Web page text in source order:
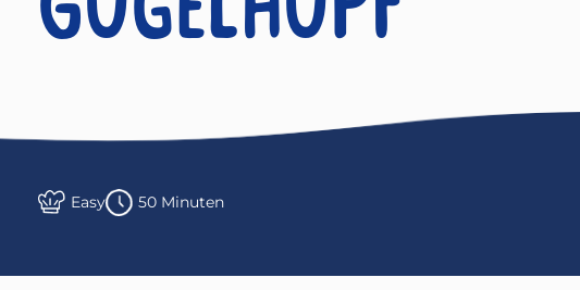
Easy 50 Minuten